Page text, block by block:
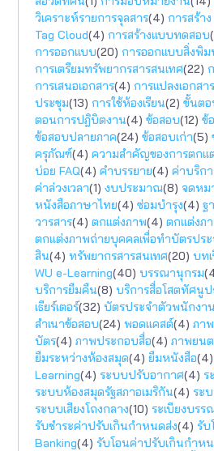
วิเคราะห์รายการจุลสาร(4) การสร้า
Tag Cloud(4) การสร้างแบบทดสอบ
การออกแบบ(20) การออกแบบสิ่งพิ
การเตรียมทรัพยากรสารสนเทศ(22)
การเสนอเอกสาร(4) การแปลงเอกสาร
ประชุม(13) การใช้ห้องเรียน(2) ขั้นต
ตอนการปฎิบิตงาน(4) ข้อสอบ(12) ข้
ข้อสอบปลายภาค(24) ข้อสอบเก่า(5)
ครุภัณฑ์(4) ความสำคัญของการตกแ
บ่อย FAQ(4) คำบรรยาย(4) ค่าบริก
ค่าล่วงเวลา(1) งบประมาณ(8) จดหม
หนังสือภาษาไทย(4) ซ่อมบำรุง(4) ฐ
วารสาร(4) ตกแต่งภาพ(4) ตกแต่งภ
ตกแต่งภาพถ่ายบุคคลเพื่อทำบัตรประ
สิน(4) ทรัพยากรสารสนเทศ(20) บท
WU e-Learning(40) บรรณานุกรม
บริการยืมคืน(8) บริการสื่อโสตทัศนู
เธียร์เตอร์(32) บัตรประจำตัวพนักงา
สำเนาข้อสอบ(24) พอดแคสต์(4) ภา
บัตร(4) ภาพประกอบสื่อ(4) ภาพยน
ยืมระหว่างห้องสมุด(4) ยืมหนังสือ(4)
Learning(4) ระบบปรับอากาศ(4) ร
ระบบห้องสมุดรัฐสภาอเมริกัน(4) ระ
ระบบเสียงโถงกลาง(10) ระเบียงบรร
รับชำระค่าปรับเกินกำหนดส่ง(4) รับ
Banking(4) รับโอนค่าปรับเกินกำห